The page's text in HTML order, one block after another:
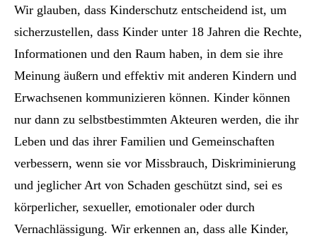
Wir glauben, dass Kinderschutz entscheidend ist, um
sicherzustellen, dass Kinder unter 18 Jahren die Rechte,
Informationen und den Raum haben, in dem sie ihre
Meinung äußern und effektiv mit anderen Kindern und
Erwachsenen kommunizieren können. Kinder können
nur dann zu selbstbestimmten Akteuren werden, die ihr
Leben und das ihrer Familien und Gemeinschaften
verbessern, wenn sie vor Missbrauch, Diskriminierung
und jeglicher Art von Schaden geschützt sind, sei es
körperlicher, sexueller, emotionaler oder durch
Vernachlässigung. Wir erkennen an, dass alle Kinder,